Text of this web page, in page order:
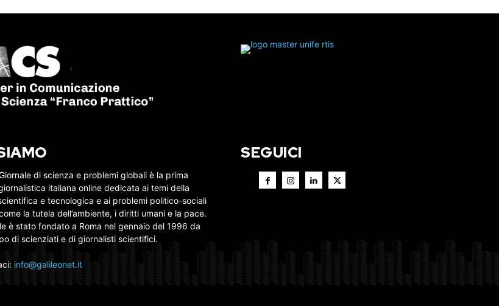
di scienza e problemi globali è la prima
italiana online dedicata ai temi della
e tecnologica e ai problemi politico-sociali
la tutela dell’ambiente, i diritti umani e la pace.
è stato fondato a Roma nel gennaio del 1996 da
di scienziati e di giornalisti scientifici.
info@galileonet.it
SEGUICI